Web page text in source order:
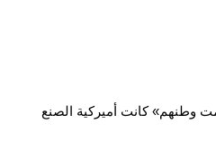
وطنهم» كانت أميركية الصنع